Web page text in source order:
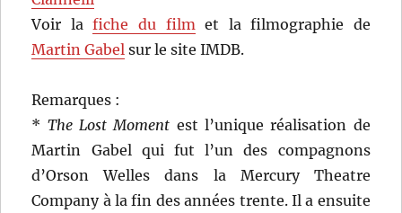
Voir lafiche du filmet la filmographie de
Martin Gabel sur le site IMDB.
Remarques :
* The Lost Moment est l’unique réalisation de
Martin Gabel qui fut l’un des compagnons
d’Orson Welles dans la Mercury Theatre
Company à la fin des années trente. Il a ensuite